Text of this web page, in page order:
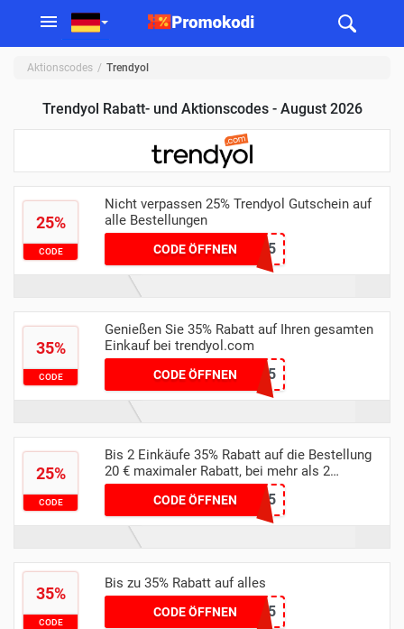
Aktionscodes Trendyol
Trendyol Rabatt- und Aktionscodes - August 2026
25%
CODE
Nicht verpassen 25% Trendyol Gutschein auf
alle Bestellungen
CODE ÖFFNENHELLO25
35%
CODE
Genießen Sie 35% Rabatt auf Ihren gesamten
Einkauf bei trendyol.com
CODE ÖFFNENJTFCOO35
25%
CODE
Bis 2 Einkäufe 35% Rabatt auf die Bestellung
20 € maximaler Rabatt, bei mehr als 2
Einkäufen 25% Rabatt auf die Bestellung 15 €
maximaler Rabatt
CODE ÖFFNEN
VEDATTYSON35
35%
CODE
Bis zu 35% Rabatt auf alles
CODE ÖFFNENyumyma35